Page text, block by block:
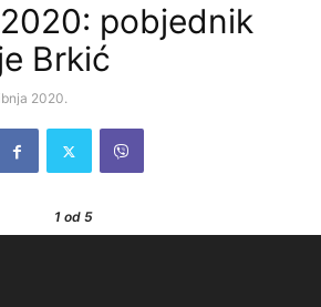
pobjednik
Brkić
2020.
1od 5